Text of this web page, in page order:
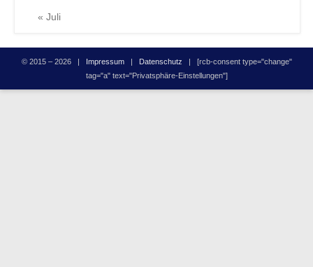
« Juli
© 2015 – 2026 | Impressum| Datenschutz | [rcb-consent type="change"
tag="a" text="Privatsphäre-Einstellungen"]